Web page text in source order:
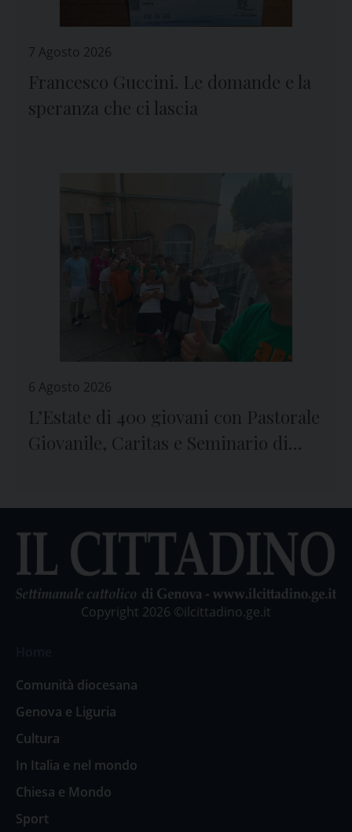
7 Agosto 2026
Francesco Guccini. Le domande e la
speranza che ci lascia
6 Agosto 2026
L’Estate di 400 giovani con Pastorale
Giovanile, Caritas e Seminario di
Copyright 2026 ©ilcittadino.ge.it
Comunità diocesana
Genova e Liguria
Cultura
In Italia e nel mondo
Chiesa e Mondo
Sport